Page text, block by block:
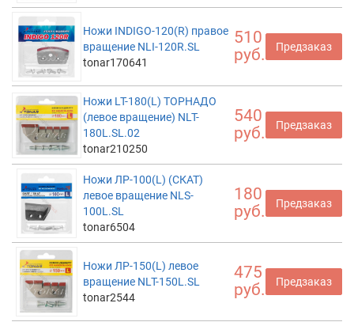
Ножи INDIGO-120(R) правое
вращение NLI-120R.SL
tonar170641
510
руб.
Предзаказ
Ножи LT-180(L) ТОРНАДО
(левое вращение) NLT-
180L.SL.02
tonar210250
540
руб.
Предзаказ
Ножи ЛР-100(L) (СКАТ)
левое вращение NLS-
100L.SL
tonar6504
180
руб.
Предзаказ
Ножи ЛР-150(L) левое
вращение NLT-150L.SL
tonar2544
475
руб.
Предзаказ